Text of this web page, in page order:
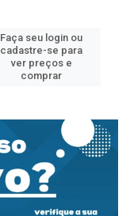
Faça seu login ou
cadastre-se para
ver preços e
comprar